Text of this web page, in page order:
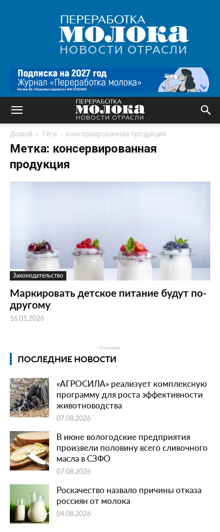
Переработка
молока
|
Новости
Домой Теги консервированная продукция
Метка: консервированная
продукция
Законодательство
Маркировать детское питание будут по-
другому
16.01.2026
- Реклама -
ПОСЛЕДНИЕ НОВОСТИ
«АГРОСИЛА» реализует комплексную
программу для роста эффективности
животноводства
07.08.2026
В июне вологодские предприятия
произвели половину всего сливочного
масла в СЗФО
07.08.2026
Роскачество назвало причины отказа
россиян от молока
04.08.2026